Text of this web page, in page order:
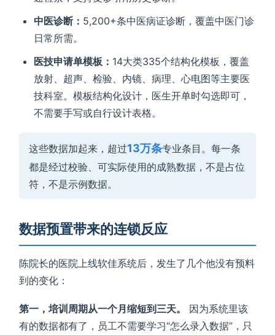
中医诊断： 5,200+条中医病证诊断，覆盖中医门诊
日常所需。
医技申请单模板： 14大类335个结构化模板，覆盖
放射、超声、检验、内镜、病理、心电图等主要医
技科室。模板结构化设计，医生开单时勾选即可，
不需要手写或自行设计表格。
这些数据加起来，超过13万条专业条目。每一条
都是经过校验、可实际使用的成熟数据，不是占位
符，不是示例数据。
数据预置带来的连锁反应
陈院长的医院上线软佳系统后，发生了几个他没有预料
到的变化：
第一，培训周期从一个月缩短到三天。
因为系统里该
有的数据都有了，员工不需要学习“怎么录入数据”，只